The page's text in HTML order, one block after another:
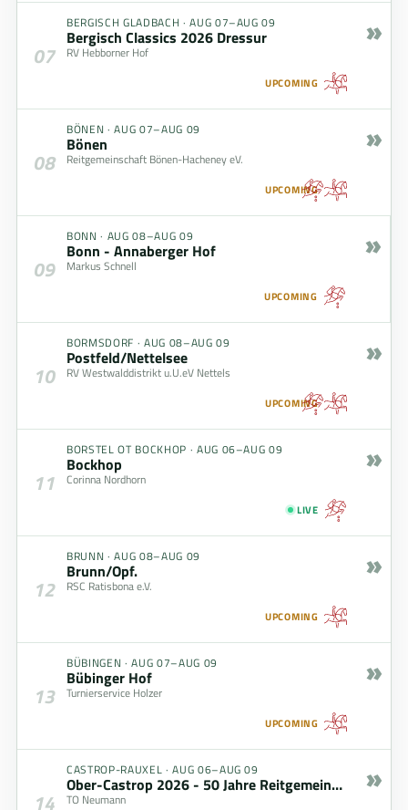
07
BERGISCH GLADBACH ·AUG 07–AUG 09
Bergisch Classics 2026 Dressur
RV Hebborner Hof
UPCOMING
»
08
BÖNEN ·AUG 07–AUG 09
Bönen
Reitgemeinschaft Bönen-Hacheney eV.
UPCOMING
»
09
BONN · AUG 08–AUG 09
Bonn - Annaberger Hof
Markus Schnell
UPCOMING
»
10
BORMSDORF · AUG 08–AUG 09
Postfeld/Nettelsee
RV Westwalddistrikt u.U.eV Nettels
UPCOMING
»
11
BORSTEL OT BOCKHOP · AUG 06–AUG 09
Bockhop
Corinna Nordhorn
LIVE
»
12
BRUNN ·AUG 08–AUG 09
Brunn/Opf.
RSC Ratisbona e.V.
UPCOMING
»
13
BÜBINGEN ·AUG 07–AUG 09
Bübinger Hof
Turnierservice Holzer
UPCOMING
»
14
CASTROP-RAUXEL ·AUG 06–AUG 09
Ober-Castrop 2026 - 50 Jahre Reitgemeinschaft
TO Neumann
»